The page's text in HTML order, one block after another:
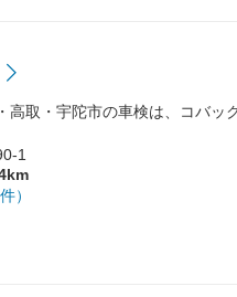
取・宇陀市の車検は、コバッ
1
）